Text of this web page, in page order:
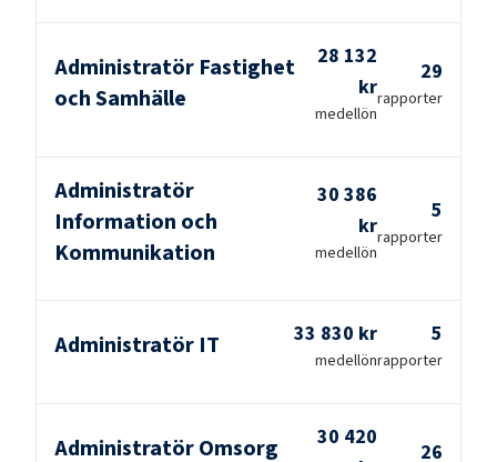
Administratör Fastighet
och Samhälle
28 132
kr
medellön
29
rapporter
Administratör
Information och
Kommunikation
30 386
kr
medellön
5
rapporter
Administratör IT 33 830 kr
medellön
5
rapporter
Administratör Omsorg
30 420
26